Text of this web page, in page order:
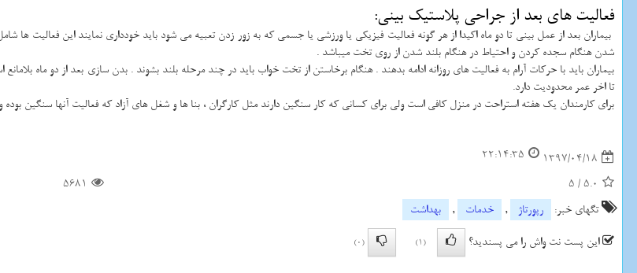
فعالیت های بعد از جراحی پلاستیک بینی:
بیماران بعد از عمل بینی تا دو ماه اکیدا از هر گونه فعالیت فیزیکی یا ورزشی یا جسمی که به زور زدن تعبیه می شود باید خودداری نمایند این
شدن هنگام سجده کردن و احتیاط در هنگام بلند شدن از روی تخت میباشد .
بیماران باید با حرکات آرام به فعالیت های روزانه ادامه بدهند . هنگام برخاستن از تخت خواب باید در چند مرحله بلند بشوند . بدن سازی بعد از دو ماه
تا اخر عمر محدودیت دارد.
برای کارمندان یک هفته استراحت در منزل کافی است ولی برای کسانی که کار سنگین دارند مثل کارگران ، بنا ها و شغل های آزاد که فعالیت آنها سنگین بوده و احتمال بلند کردن بار بیشتر از 5 کیلو داشته
1397/04/18
22:14:35
5.0
/
5
5681
تگهای خبر:
رپورتاژ , خدمات ,
بهداشت
این پست نت واش را می پسندید؟
(1)
(0)